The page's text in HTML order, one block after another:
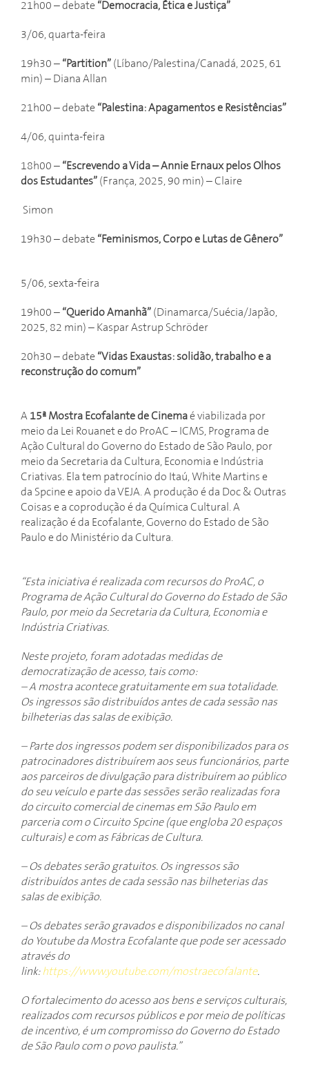
21h00 –debate “Democracia, Ética e Justiça”
3/06, quarta-feira
19h30 – “Partition” (Líbano/Palestina/Canadá, 2025, 61
min) – Diana Allan
21h00 – debate “Palestina: Apagamentos e Resistências”
4/06, quinta-feira
18h00 – “Escrevendo a Vida – Annie Ernaux pelos Olhos
dos Estudantes” (França, 2025, 90 min) – Claire
Simon
19h30 – debate “Feminismos, Corpo e Lutas de Gênero”
5/06, sexta-feira
19h00 – “Querido Amanhã” (Dinamarca/Suécia/Japão,
2025, 82 min) – Kaspar Astrup Schröder
20h30 – debate “Vidas Exaustas: solidão, trabalho e a
reconstrução do comum”
A 15ª Mostra Ecofalante de Cinemaé viabilizada por
meio da Lei Rouanet e do ProAC – ICMS, Programa de
Ação Cultural do Governo do Estado de São Paulo, por
meio da Secretaria da Cultura, Economia e Indústria
Criativas. Ela tem patrocínio do Itaú, White Martins e
da Spcine e apoio da VEJA. A produção é da Doc & Outras
Coisas e a coprodução é da Química Cultural. A
realização é da Ecofalante, Governo do Estado de São
Paulo e do Ministério da Cultura.
“Esta iniciativa é realizada com recursos do ProAC, o
Programa de Ação Cultural do Governo do Estado de São
Paulo, por meio da Secretaria da Cultura, Economia e
Indústria Criativas.
Neste projeto, foram adotadas medidas de
democratização de acesso, tais como:
– A mostra acontece gratuitamente em sua totalidade.
Os ingressos são distribuídos antes de cada sessão nas
bilheterias das salas de exibição.
– Parte dos ingressos podem ser disponibilizados para os
patrocinadores distribuírem aos seus funcionários, parte
aos parceiros de divulgação para distribuírem ao público
do seu veículo e parte das sessões serão realizadas fora
do circuito comercial de cinemas em São Paulo em
parceria com o Circuito Spcine (que engloba 20 espaços
culturais) e com as Fábricas de Cultura.
– Os debates serão gratuitos. Os ingressos são
distribuídos antes de cada sessão nas bilheterias das
salas de exibição.
– Os debates serão gravados e disponibilizados no canal
do Youtube da Mostra Ecofalante que pode ser acessado
através do
link:https://www.youtube.com/mostraecofalante.
O fortalecimento do acesso aos bens e serviços culturais,
realizados com recursos públicos e por meio de políticas
de incentivo, é um compromisso do Governo do Estado
de São Paulo com o povo paulista.”